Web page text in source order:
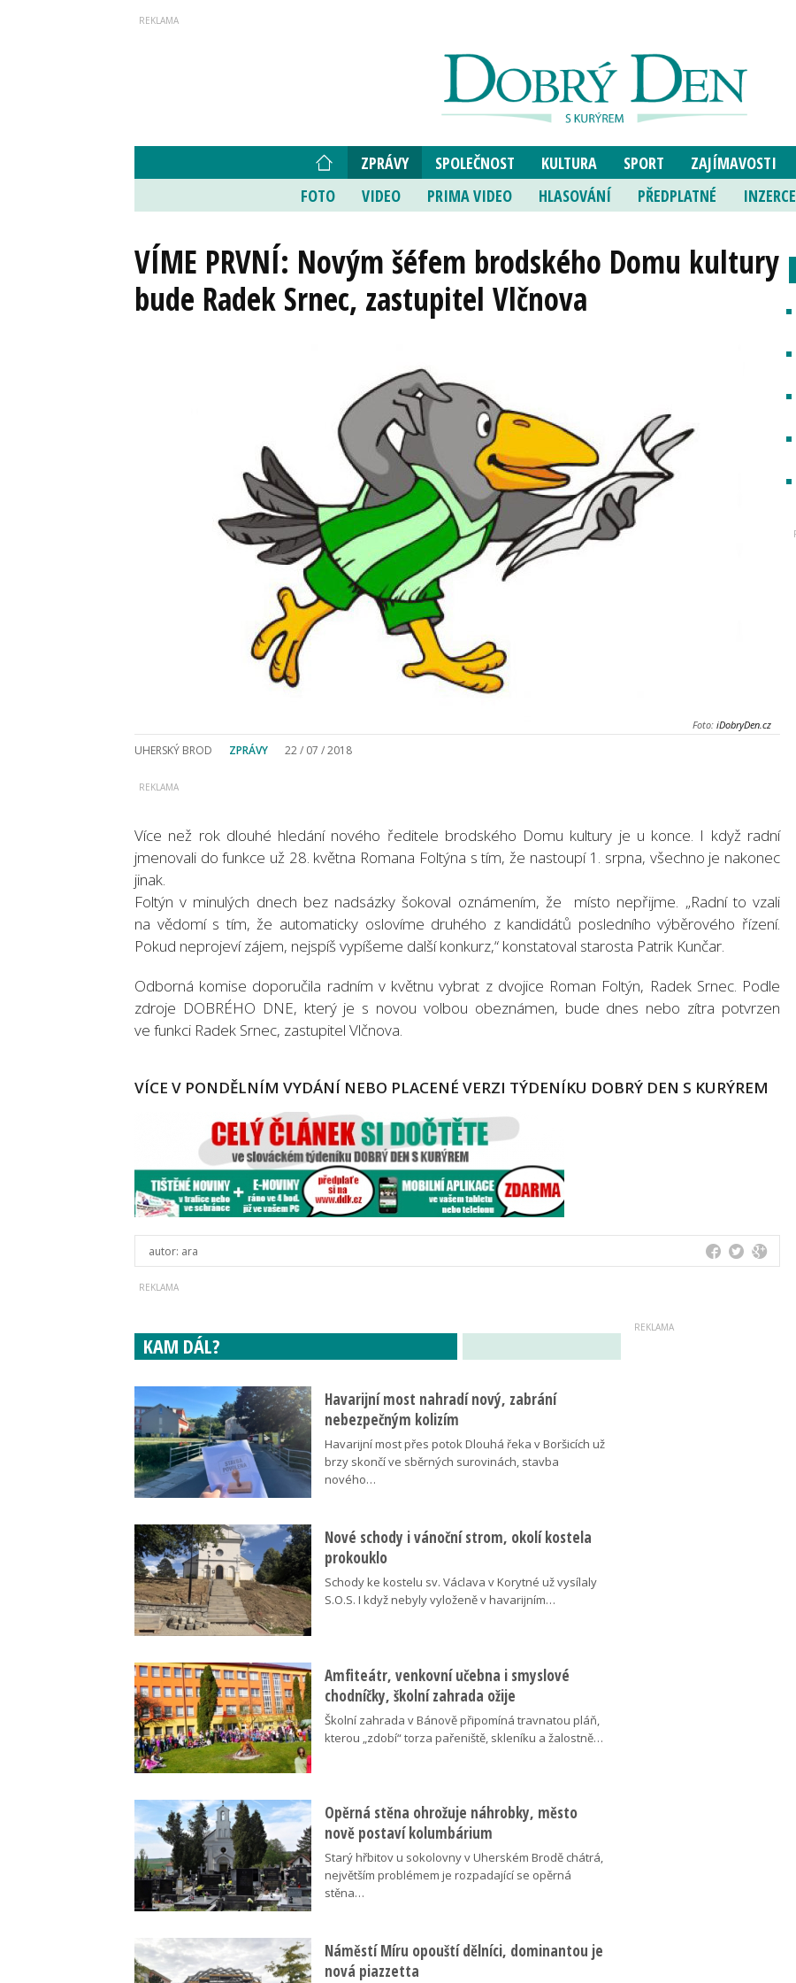
ZPRÁVY SPOLEČNOST KULTURA SPORT ZAJÍMAVOSTI
FOTO
VIDEO PRIMA VIDEO HLASOVÁNÍ PŘEDPLATNÉ INZERCE
VÍME PRVNÍ: Novým šéfem brodského Domu kultury
bude Radek Srnec, zastupitel Vlčnova
Foto: iDobryDen.cz
UHERSKÝ BROD ZPRÁVY 22 / 07 / 2018
Více než rok dlouhé hledání nového ředitele brodského Domu kultury je u konce. I když radní
jmenovali do funkce už 28. května Romana Foltýna s tím, že nastoupí 1. srpna, všechno je nakonec
jinak.
Foltýn v minulých dnech bez nadsázky šokoval oznámením, že místo nepřijme. „Radní to vzali
na vědomí s tím, že automaticky oslovíme druhého z kandidátů posledního výběrového řízení.
Pokud neprojeví zájem, nejspíš vypíšeme další konkurz,“ konstatoval starosta Patrik Kunčar.
Odborná komise doporučila radním v květnu vybrat z dvojice Roman Foltýn, Radek Srnec. Podle
zdroje DOBRÉHO DNE, který je s novou volbou obeznámen, bude dnes nebo zítra potvrzen
ve funkci Radek Srnec, zastupitel Vlčnova.
VÍCE V PONDĚLNÍM VYDÁNÍ NEBO PLACENÉ VERZI TÝDENÍKU DOBRÝ DEN S KURÝREM
autor: ara
KAM DÁL?
Havarijní most nahradí nový, zabrání
nebezpečným kolizím
Havarijní most přes potok Dlouhá řeka v Boršicích už
brzy skončí ve sběrných surovinách, stavba
nového…
Nové schody i vánoční strom, okolí kostela
prokouklo
Schody ke kostelu sv. Václava v Korytné už vysílaly
S.O.S. I když nebyly vyloženě v havarijním…
Amfiteátr, venkovní učebna i smyslové
chodníčky, školní zahrada ožije
Školní zahrada v Bánově připomíná travnatou pláň,
kterou „zdobí“ torza pařeniště, skleníku a žalostně…
Opěrná stěna ohrožuje náhrobky, město
nově postaví kolumbárium
Starý hřbitov u sokolovny v Uherském Brodě chátrá,
největším problémem je rozpadající se opěrná
stěna…
Náměstí Míru opouští dělníci, dominantou je
nová piazzetta